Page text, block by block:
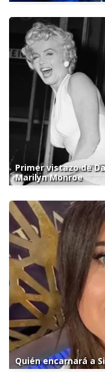
Primer vistazo de
Marilyn Monroe
Quién encarnará a